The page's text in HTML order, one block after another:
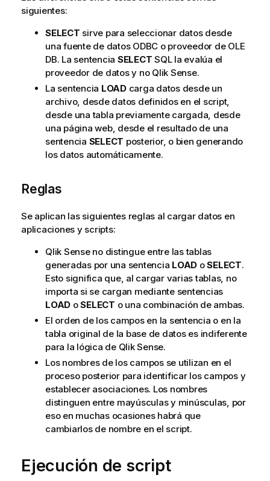
siguientes:
SELECT sirve para seleccionar datos desde
una fuente de datos ODBC o proveedor de OLE
DB. La sentencia SELECT SQLla evalúa el
proveedor de datos y no Qlik Sense.
La sentencia LOADcarga datos desde un
archivo, desde datos definidos en el script,
desde una tabla previamente cargada, desde
una página web, desde el resultado de una
sentencia SELECT posterior, o bien generando
los datos automáticamente.
Reglas
Se aplican las siguientes reglas al cargar datos en
aplicaciones y scripts:
Qlik Senseno distingue entre las tablas
generadas por una sentencia LOAD oSELECT.
Esto significa que, al cargar varias tablas, no
importa si se cargan mediante sentencias
LOAD oSELECT o una combinación de ambas.
El orden de los campos en la sentencia o en la
tabla original de la base de datos es indiferente
para la lógica de Qlik Sense.
Los nombres de los campos se utilizan en el
proceso posterior para identificar los campos y
establecer asociaciones. Los nombres
distinguen entre mayúsculas y minúsculas, por
eso en muchas ocasiones habrá que
cambiarlos de nombre en el script.
Ejecución de script